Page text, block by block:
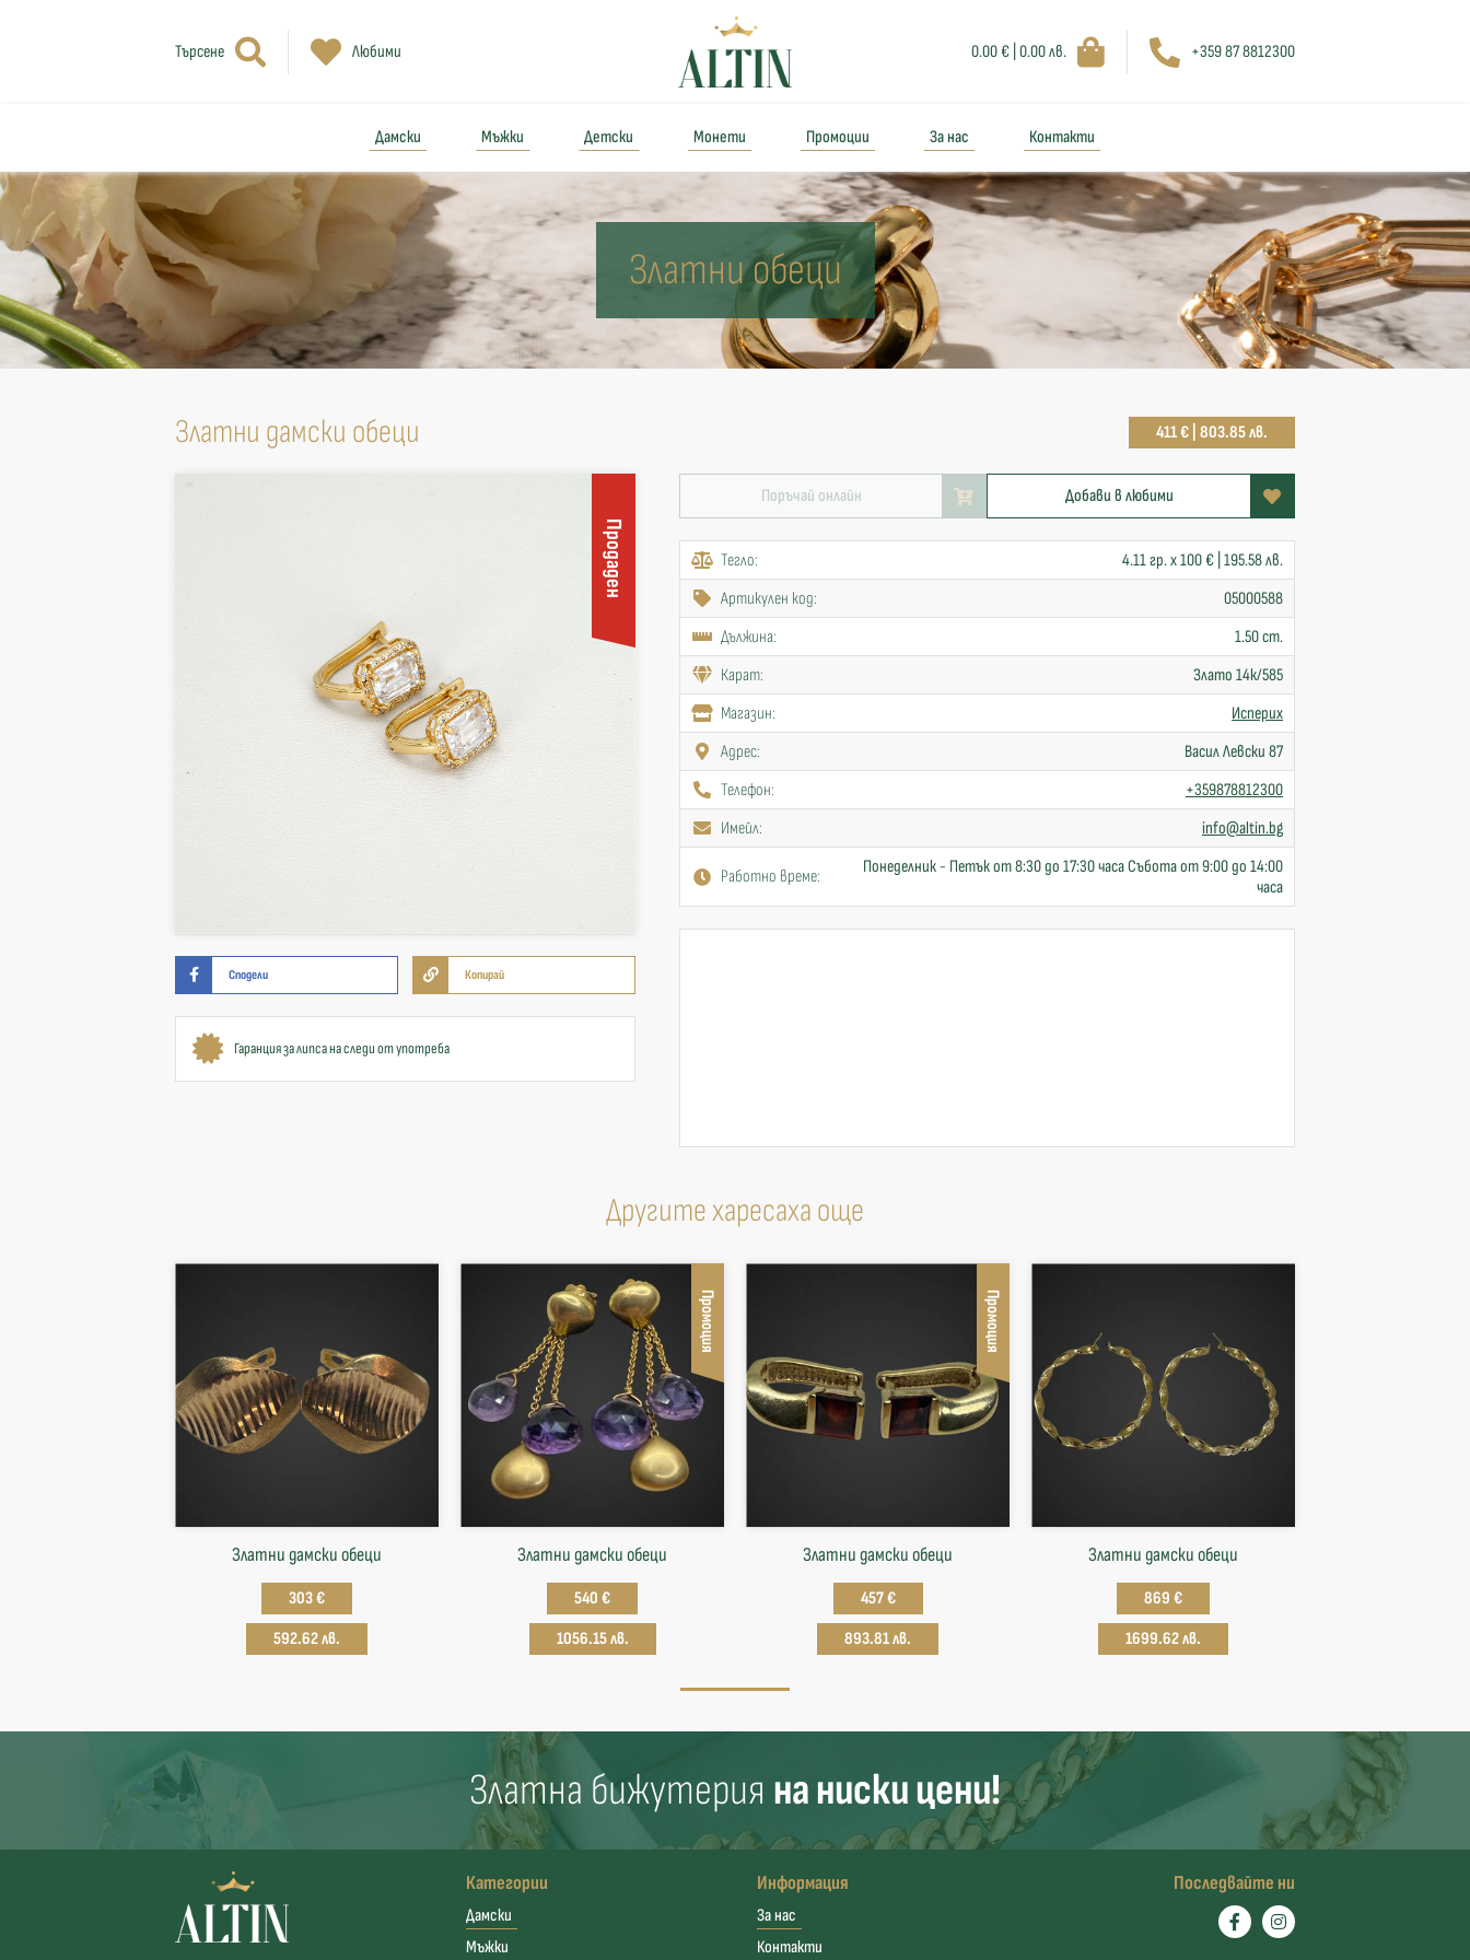
Търсене Любими 0.00 € | 0.00 лв. +359 87 8812300
Дамски Мъжки Детски Монети Промоции За нас Контакти
Златни обеци
Златни дамски обеци 411 € | 803.85 лв.
Продаден
Сподели Копирай
Гаранция за липса на следи от употреба
Поръчай онлайн Добави в любими
Тегло:
4.11 гр. x 100 € | 195.58 лв.
Артикулен код:
05000588
Дължина:
1.50 cm.
Карат:
Злато 14к/585
Mагазин:
Исперих
Адрес:
Васил Левски 87
Телефон:
+359878812300
Имейл:
info@altin.bg
Работно време:
Понеделник - Петък от 8:30 до 17:30 часа Събота от 9:00 до 14:00
часа
Другите харесаха още
Златни дамски обеци
303 €
592.62 лв.
Промоция
Златни дамски обеци
540 €
1056.15 лв.
Промоция
Златни дамски обеци
457 €
893.81 лв.
Златни дамски обеци
869 €
1699.62 лв.
Златна бижутерия на ниски цени!
Категории
Дамски
Мъжки
Информация
За нас
Контакти
Последвайте ни